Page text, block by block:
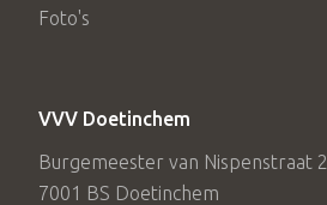
Foto's
VVV Doetinchem
Burgemeester van Nispenstraat 2
7001 BS Doetinchem